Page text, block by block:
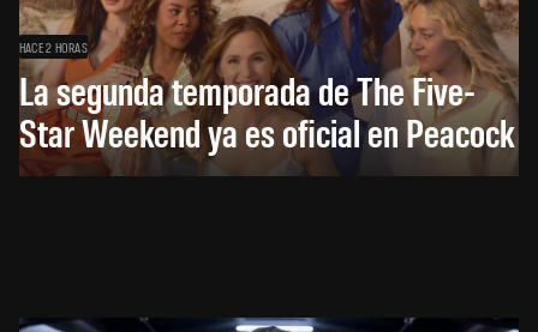
HACE 2 HORAS
La segunda temporada de The Five-
Star Weekend ya es oficial en Peacock